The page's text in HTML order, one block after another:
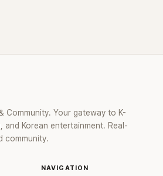
Community. Your gateway to K-
and Korean entertainment. Real-
community.
NAVIGATION